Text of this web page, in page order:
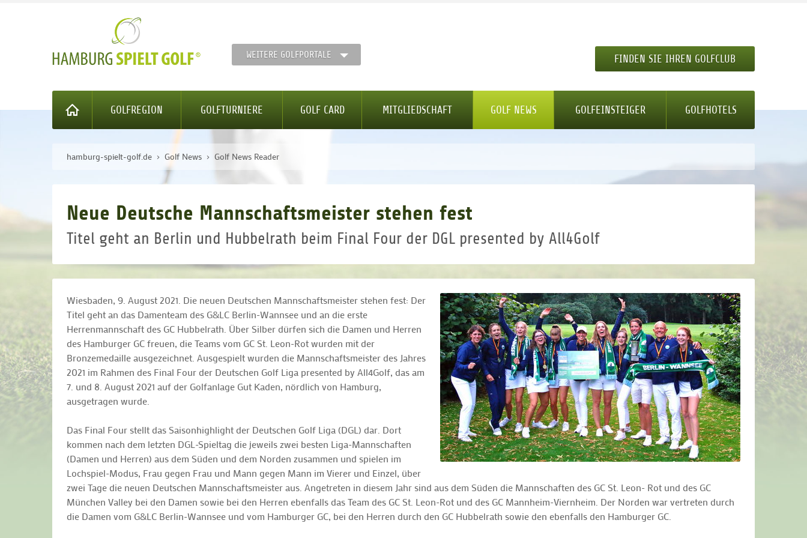
WEITERE GOLFPORTALE FINDEN SIE IHREN GOLFCLUB
GOLFREGION GOLFTURNIERE GOLF CARD MITGLIEDSCHAFT GOLF NEWS GOLFEINSTEIGER GOLFHOTELS
hamburg-spielt-golf.de Golf News Golf News Reader
Neue Deutsche Mannschaftsmeister stehen fest
Titel geht an Berlin und Hubbelrath beim Final Four der DGL presented by All4Golf
Wiesbaden, 9. August 2021. Die neuen Deutschen Mannschaftsmeister stehen fest: Der
Titel geht an das Damenteam des G&LC Berlin-Wannsee und an die erste
Herrenmannschaft des GC Hubbelrath. Über Silber dürfen sich die Damen und Herren
des Hamburger GC freuen, die Teams vom GC St. Leon-Rot wurden mit der
Bronzemedaille ausgezeichnet. Ausgespielt wurden die Mannschaftsmeister des Jahres
2021 im Rahmen des Final Four der Deutschen Golf Liga presented by All4Golf, das am
7. und 8. August 2021 auf der Golfanlage Gut Kaden, nördlich von Hamburg,
ausgetragen wurde.
Das Final Four stellt das Saisonhighlight der Deutschen Golf Liga (DGL) dar. Dort
kommen nach dem letzten DGL-Spieltag die jeweils zwei besten Liga-Mannschaften
(Damen und Herren) aus dem Süden und dem Norden zusammen und spielen im
Lochspiel-Modus, Frau gegen Frau und Mann gegen Mann im Vierer und Einzel, über
zwei Tage die neuen Deutschen Mannschaftsmeister aus. Angetreten in diesem Jahr sind aus dem Süden die Mannschaften des GC St. Leon- Rot und des GC
München Valley bei den Damen sowie bei den Herren ebenfalls das Team des GC St. Leon-Rot und des GC Mannheim-Viernheim. Der Norden war vertreten durch
die Damen vom G&LC Berlin-Wannsee und vom Hamburger GC, bei den Herren durch den GC Hubbelrath sowie den ebenfalls den Hamburger GC.